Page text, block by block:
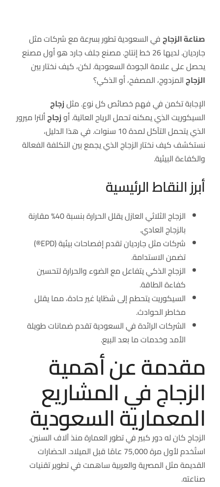
صناعة الزجاجفي السعودية تطور بسرعة مع شركات مثل
جارديان. لديها 26 خط إنتاج. مصنع جلف جارد هو أول مصنع
يحصل على علامة الجودة السعودية. لكن، كيف نختار بين
الزجاجالمزدوج، المصفح، أو الذكي؟
الإجابة تكمن في فهم خصائص كل نوع. مثلزجاج
السيكوريت الذي يمكنه تحمل الرياح العاتية. أوزجاجألترا ميرور
الذي يتحمل التآكل لمدة 10 سنوات. في هذا الدليل،
نستكشف كيف نختار الزجاج الذي يجمع بين التكلفة الفعالة
والكفاءة البيئية.
أبرز النقاط الرئيسية
الزجاج الثلاثي العازل يقلل الحرارة بنسبة 40% مقارنة
بالزجاج العادي.
شركات مثل جارديان تقدم إفصاحات بيئية (EPD®)
تضمن الاستدامة.
الزجاج الذكي يتفاعل مع الضوء والحرارة لتحسين
كفاءة الطاقة.
السيكوريت يتحطم إلى شظايا غير حادة، مما يقلل
مخاطر الحوادث.
الشركات الرائدة في السعودية تقدم ضمانات طويلة
الأمد وخدمات ما بعد البيع.
مقدمة عن أهمية
الزجاج في المشاريع
المعمارية السعودية
الزجاج كان له دور كبير في تطور العمارة منذ آلاف السنين.
استُخدم لأول مرة 75,000 عامًا قبل الميلاد. الحضارات
القديمة مثل المصرية والعربية ساهمت في تطوير تقنيات
صناعته.